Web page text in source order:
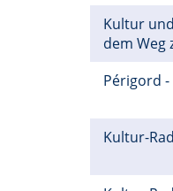
Kultur
dem Weg
Périgord
Kultur-